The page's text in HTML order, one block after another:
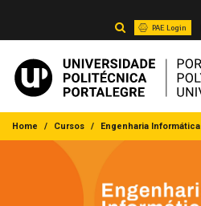
PAE Login
Home Cursos Engenharia Informática